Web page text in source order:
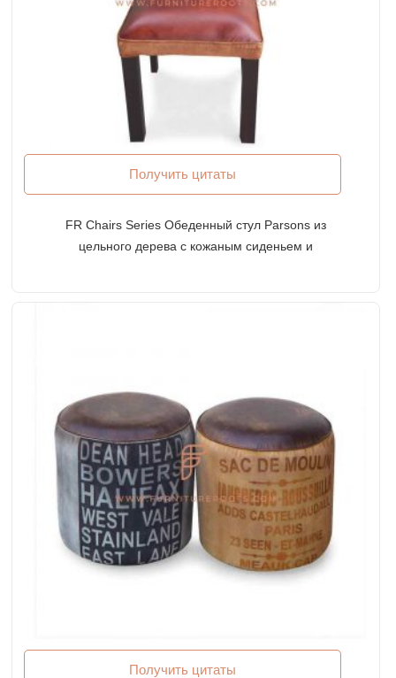
Получить цитаты
FR Chairs Series Обеденный стул Parsons из
цельного дерева с кожаным сиденьем и
Получить цитаты